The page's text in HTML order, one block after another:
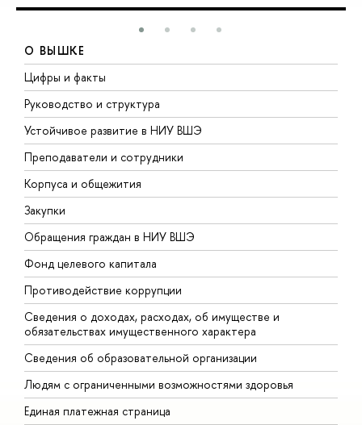
О ВЫШКЕ
Цифры и факты
Руководство и структура
Устойчивое развитие в НИУ ВШЭ
Преподаватели и сотрудники
Корпуса и общежития
Закупки
Обращения граждан в НИУ ВШЭ
Фонд целевого капитала
Противодействие коррупции
Сведения о доходах, расходах, об имуществе и
обязательствах имущественного характера
Сведения об образовательной организации
Людям с ограниченными возможностями здоровья
Единая платежная страница